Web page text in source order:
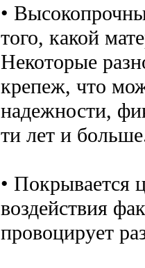
•
того, какой
Некоторые
крепеж, что
надежности,
ти лет и
• Покрывается
воздействия
провоцирует